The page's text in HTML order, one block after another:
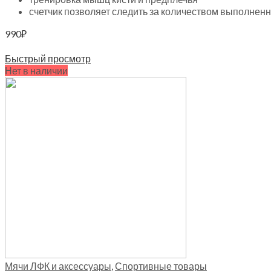
счетчик позволяет следить за количеством
990₽
Быстрый просмотр
Нет в наличии
Мячи ЛФК и аксессуары,Спортивные товары